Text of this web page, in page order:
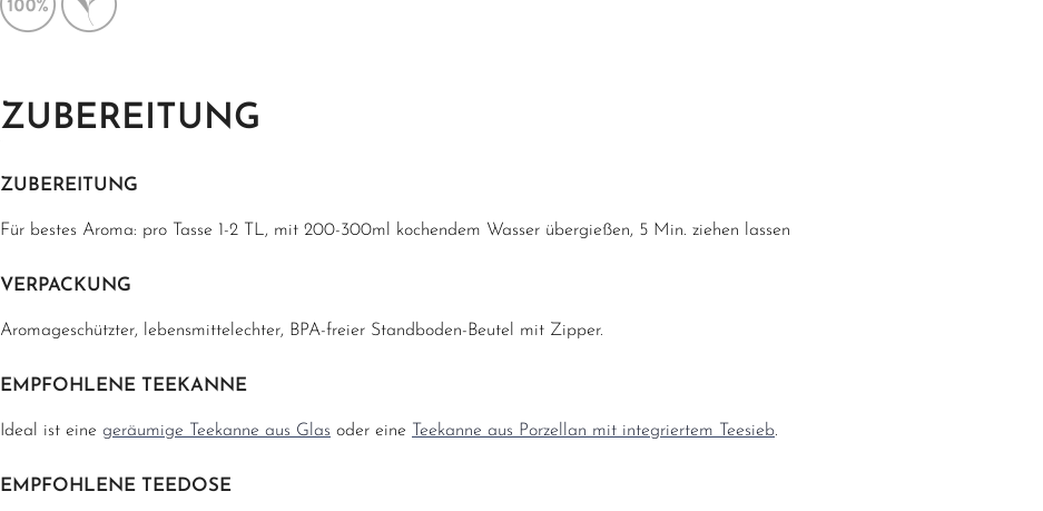
ZUBEREITUNG
ZUBEREITUNG
Für bestes Aroma: pro Tasse 1-2 TL, mit 200-300ml kochendem Wasser übergießen, 5 Min. ziehen lassen
VERPACKUNG
Aromageschützter, lebensmittelechter, BPA-freier Standboden-Beutel mit Zipper.
EMPFOHLENE TEEKANNE
Ideal ist eine geräumige Teekanne aus Glas oder eine Teekanne aus Porzellan mit integriertem Teesieb.
EMPFOHLENE TEEDOSE